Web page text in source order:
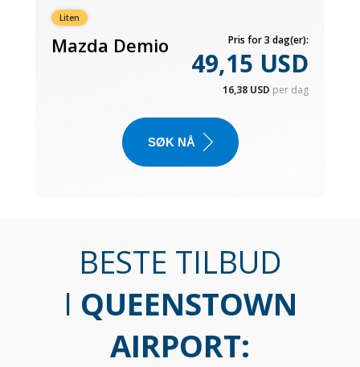
Liten
Mazda Demio Pris for 3 dag(er):
49,15 USD
16,38 USD per dag
SØK NÅ
BESTE TILBUD
I QUEENSTOWN
AIRPORT: